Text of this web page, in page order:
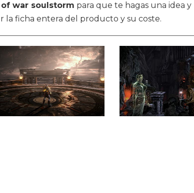
war soulstorm para que te hagas una idea
la ficha entera del producto y su coste.